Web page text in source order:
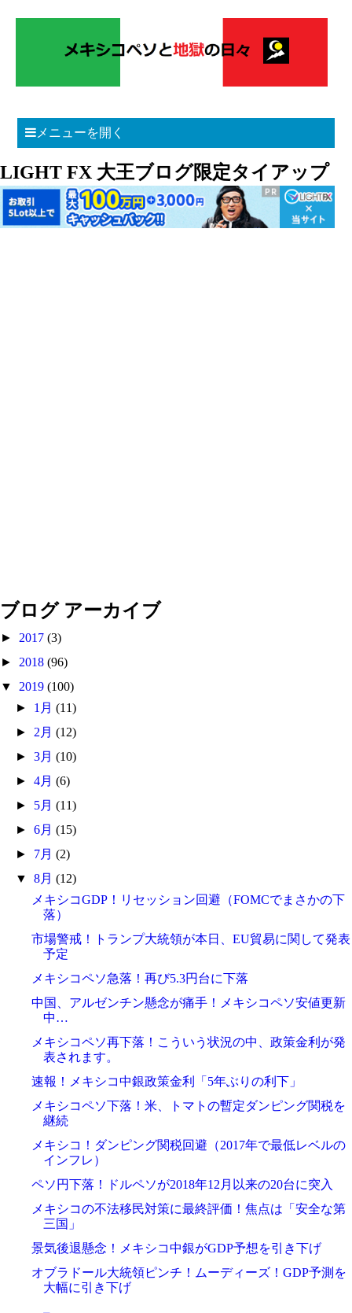
メニューを開く
LIGHT FX 大王ブログ限定タイアップ
ブログ アーカイブ
► 2017 (3)
► 2018 (96)
▼ 2019 (100)
► 1月(11)
► 2月(12)
►3月(10)
►4月(6)
► 5月(11)
►6月(15)
► 7月(2)
▼8月(12)
メキシコGDP！リセッション回避（FOMCでまさかの下
落）
市場警戒！トランプ大統領が本日、EU貿易に関して発表
予定
メキシコペソ急落！再び5.3円台に下落
中国、アルゼンチン懸念が痛手！メキシコペソ安値更新
中…
メキシコペソ再下落！こういう状況の中、政策金利が発
表されます。
速報！メキシコ中銀政策金利「5年ぶりの利下」
メキシコペソ下落！米、トマトの暫定ダンピング関税を
継続
メキシコ！ダンピング関税回避（2017年で最低レベルの
インフレ）
ペソ円下落！ドルペソが2018年12月以来の20台に突入
メキシコの不法移民対策に最終評価！焦点は「安全な第
三国」
景気後退懸念！メキシコ中銀がGDP予想を引き下げ
オブラドール大統領ピンチ！ムーディーズ！GDP予測を
大幅に引き下げ